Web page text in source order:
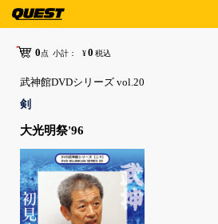
0点 小計： ¥0 税込
武神館DVDシリーズ vol.20
剣
大光明祭'96